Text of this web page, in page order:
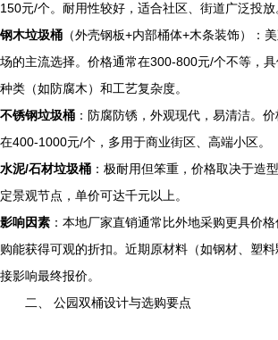
150元/个。耐用性较好，适合社区、街道广泛投放
钢木垃圾桶 （外壳钢板+内部桶体+木条装饰）：
场的主流选择。价格通常在300-800元/个不等，
种类（如防腐木）和工艺复杂度。
不锈钢垃圾桶 ：防腐防锈，外观现代，易清洁。
在400-1000元/个，多用于商业街区、高端小区。
水泥/石材垃圾桶 ：极耐用但笨重，价格取决于造
定景观节点，单价可达千元以上。
影响因素 ：本地厂家直销通常比外地采购更具价
购能获得可观的折扣。近期原材料（如钢材、塑
接影响最终报价。
二、 公园双桶设计与选购要点